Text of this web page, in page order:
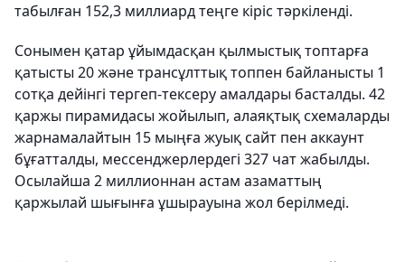
табылған 152,3 миллиард теңге кіріс тәркіленді.
Сонымен қатар ұйымдасқан қылмыстық топтарға
қатысты 20 және трансұлттық топпен байланысты 1
сотқа дейінгі тергеп-тексеру амалдары басталды. 42
қаржы пирамидасы жойылып, алаяқтық схемаларды
жарнамалайтын 15 мыңға жуық сайт пен аккаунт
бұғатталды, мессенджерлердегі 327 чат жабылды.
Осылайша 2 миллионнан астам азаматтың
қаржылай шығынға ұшырауына жол берілмеді.